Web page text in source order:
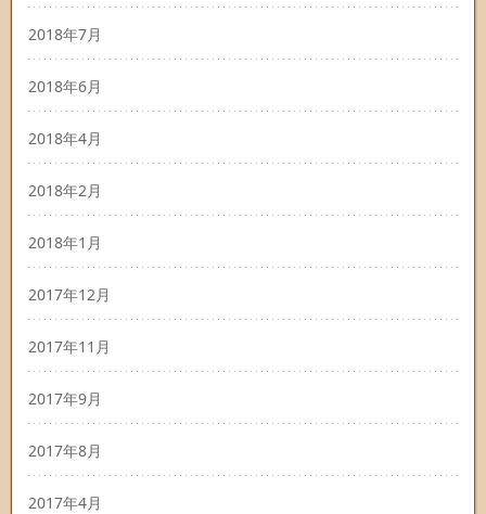
2018年7月
2018年6月
2018年4月
2018年2月
2018年1月
2017年12月
2017年11月
2017年9月
2017年8月
2017年4月